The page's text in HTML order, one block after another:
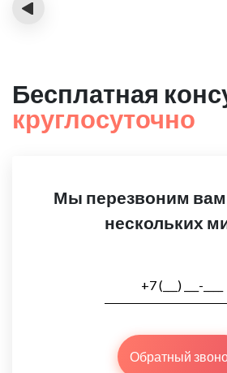
‹
Бесплатная
круглосуточно
Мы перезвоним вам
нескольких
Обратный